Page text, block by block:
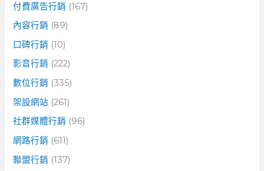
付費廣告行銷 (167)
內容行銷 (89)
口碑行銷 (10)
影音行銷 (222)
數位行銷 (335)
架設網站 (261)
社群媒體行銷 (96)
網路行銷 (611)
聯盟行銷 (137)